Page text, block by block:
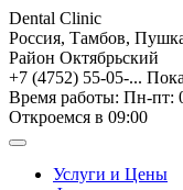
Dental Clinic
Россия, Тамбов,
Район Октябрьский
+7 (4752) 55-05-...
Время работы: Пн-пт:
Откроемся в 09:00
Услуги и Цены